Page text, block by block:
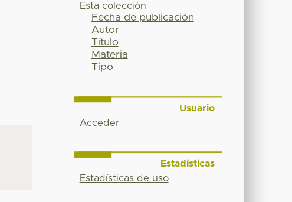
Esta colección
Fecha de publicación
Autor
Título
Materia
Tipo
Usuario
Acceder
Estadísticas
Estadísticas de uso